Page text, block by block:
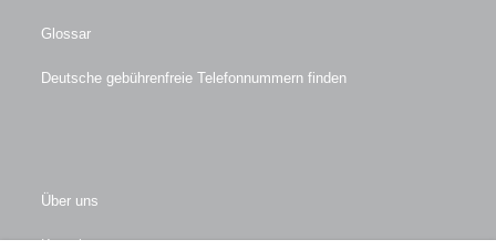
Glossar
Deutsche gebührenfreie Telefonnummern finden
Über uns
Kontakt